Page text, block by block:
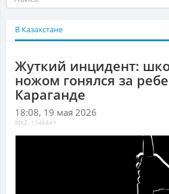
В Казахстане
Жуткий инцидент:
ножом гонялся за
Караганде
18:08, 19 мая 2026
MKZ: 1546849